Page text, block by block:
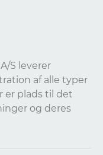
S leverer
af alle typer
er plads til det
og deres